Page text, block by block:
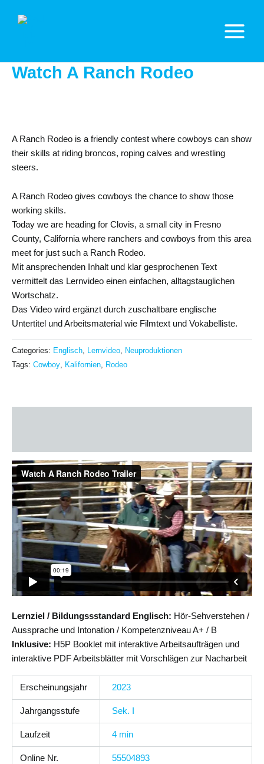
Inhalt
Main
Menu
Watch A Ranch Rodeo
A Ranch Rodeo is a friendly contest where cowboys can show
their skills at riding broncos, roping calves and wrestling
steers.
A Ranch Rodeo gives cowboys the chance to show those
working skills.
Today we are heading for Clovis, a small city in Fresno
County, California where ranchers and cowboys from this area
meet for just such a Ranch Rodeo.
Mit ansprechenden Inhalt und klar gesprochenen Text
vermittelt das Lernvideo einen einfachen, alltagstauglichen
Wortschatz.
Das Video wird ergänzt durch zuschaltbare englische
Untertitel und Arbeitsmaterial wie Filmtext und Vokabelliste.
Categories: Englisch, Lernvideo, Neuproduktionen
Tags: Cowboy, Kalifornien, Rodeo
Lernziel / Bildungssstandard Englisch: Hör-Sehverstehen /
Aussprache und Intonation / Kompetenzniveau A+ / B
Inklusive: H5P Booklet mit interaktive Arbeitsaufträgen und
interaktive PDF Arbeitsblätter mit Vorschlägen zur Nacharbeit
Erscheinungsjahr 2023
Jahrgangsstufe Sek. I
Laufzeit 4 min
Online Nr. 55504893